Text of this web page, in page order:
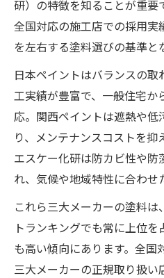
研）の特徴を知ることが重要
全国対応の施工店での採用
を左右する塗料選びの基準と
日本ペイントはバランスの
工実績が豊富で、一般住宅か
応。関西ペイントは遮熱や低
り、メンテナンスコストを抑
エスケー化研は防カビ性や
れ、気候や地域特性に合わせ
これら三大メーカーの塗料
トランキングでも常に上位
も高い傾向にあります。全国
三大メーカーの正規取り扱い